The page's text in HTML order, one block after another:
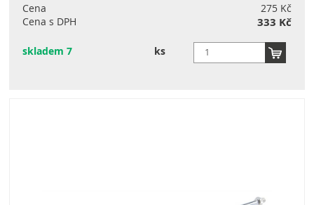
Cena
275 Kč
Cena s DPH
333 Kč
skladem 7 ks